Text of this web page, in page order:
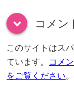
down コメン
このサイトはス
ています。 コメ
をご覧ください。